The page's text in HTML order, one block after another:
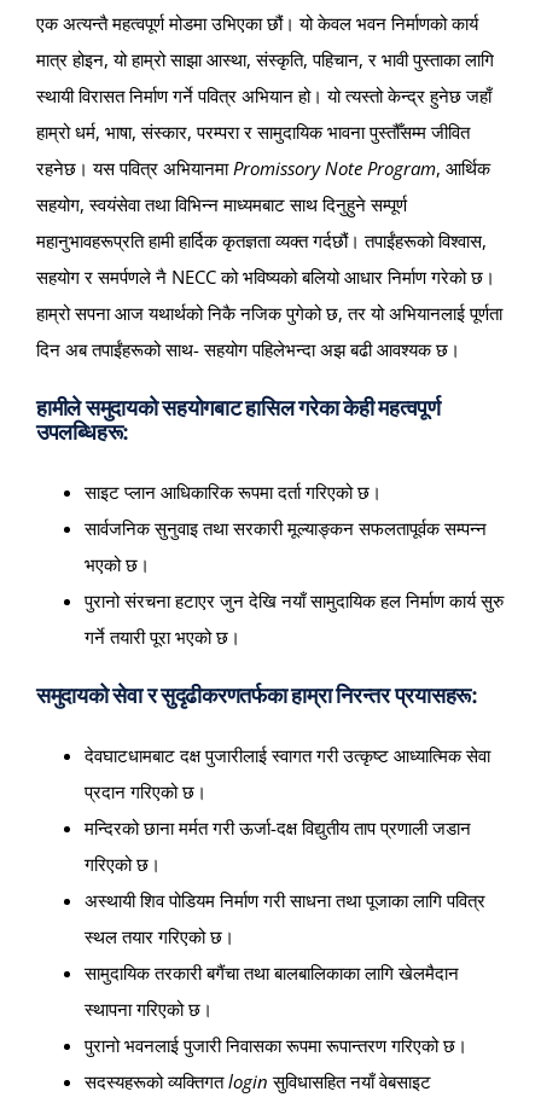
Volunteer
Donate
Community
एक अत्यन्तै महत्वपूर्ण मोडमा उभिएका छौं। यो केवल भवन निर्माणको कार्य
मात्र होइन, यो हाम्रो साझा आस्था, संस्कृति, पहिचान, र भावी पुस्ताका लागि
स्थायी विरासत निर्माण गर्ने पवित्र अभियान हो। यो त्यस्तो केन्द्र हुनेछ जहाँ
हाम्रो धर्म, भाषा, संस्कार, परम्परा र सामुदायिक भावना पुस्तौँसम्म जीवित
रहनेछ। यस पवित्र अभियानमाPromissory Note Program, आर्थिक
सहयोग, स्वयंसेवा तथा विभिन्न माध्यमबाट साथ दिनुहुने सम्पूर्ण
महानुभावहरूप्रति हामी हार्दिक कृतज्ञता व्यक्त गर्दछौं। तपाईंहरूको विश्वास,
सहयोग र समर्पणले नै NECC को भविष्यको बलियो आधार निर्माण गरेको छ।
हाम्रो सपना आज यथार्थको निकै नजिक पुगेको छ, तर यो अभियानलाई पूर्णता
दिन अब तपाईंहरूको साथ- सहयोग पहिलेभन्दा अझ बढी आवश्यक छ।
हामीले समुदायको सहयोगबाट हासिल गरेका केही महत्वपूर्ण
उपलब्धिहरू:
साइट प्लान आधिकारिक रूपमा दर्ता गरिएको छ।
सार्वजनिक सुनुवाइ तथा सरकारी मूल्याङ्कन सफलतापूर्वक सम्पन्न
भएको छ।
पुरानो संरचना हटाएर जुन देखि नयाँ सामुदायिक हल निर्माण कार्य सुरु
गर्ने तयारी पूरा भएको छ।
समुदायको सेवा र सुदृढीकरणतर्फका हाम्रा निरन्तर प्रयासहरू:
देवघाटधामबाट दक्ष पुजारीलाई स्वागत गरी उत्कृष्ट आध्यात्मिक सेवा
प्रदान गरिएको छ।
मन्दिरको छाना मर्मत गरी ऊर्जा-दक्ष विद्युतीय ताप प्रणाली जडान
गरिएको छ।
अस्थायी शिव पोडियम निर्माण गरी साधना तथा पूजाका लागि पवित्र
स्थल तयार गरिएको छ।
सामुदायिक तरकारी बगैंचा तथा बालबालिकाका लागि खेलमैदान
स्थापना गरिएको छ।
पुरानो भवनलाई पुजारी निवासका रूपमा रूपान्तरण गरिएको छ।
सदस्यहरूको व्यक्तिगतlogin सुविधासहित नयाँ वेबसाइट